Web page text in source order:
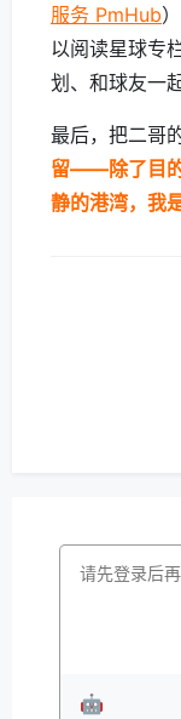
服务 PmHub
以阅读星球专
划、和球友一
最后，把二哥
留——除了目
静的港湾，我
🤖